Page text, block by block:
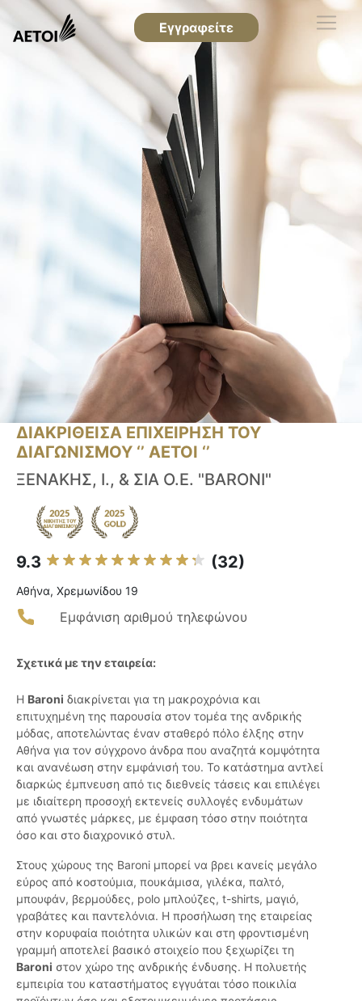
Εγγραφείτε
ΔΙΑΚΡΙΘΕΙΣΑ ΕΠΙΧΕΙΡΗΣΗ ΤΟΥ
ΔΙΑΓΩΝΙΣΜΟΥ ‘’ ΑΕΤΟΙ ‘’
ΞΕΝΑΚΗΣ, Ι., & ΣΙΑ Ο.Ε. "BARONI"
9.3 (32)
Αθήνα, Χρεμωνίδου 19
Εμφάνιση αριθμού τηλεφώνου
Σχετικά με την εταιρεία:
Η Baroni διακρίνεται για τη μακροχρόνια και
επιτυχημένη της παρουσία στον τομέα της ανδρικής
μόδας, αποτελώντας έναν σταθερό πόλο έλξης στην
Αθήνα για τον σύγχρονο άνδρα που αναζητά κομψότητα
και ανανέωση στην εμφάνισή του. Το κατάστημα αντλεί
διαρκώς έμπνευση από τις διεθνείς τάσεις και επιλέγει
με ιδιαίτερη προσοχή εκτενείς συλλογές ενδυμάτων
από γνωστές μάρκες, με έμφαση τόσο στην ποιότητα
όσο και στο διαχρονικό στυλ.
Στους χώρους της Baroni μπορεί να βρει κανείς μεγάλο
εύρος από κοστούμια, πουκάμισα, γιλέκα, παλτό,
μπουφάν, βερμούδες, polo μπλούζες, t-shirts, μαγιό,
γραβάτες και παντελόνια. Η προσήλωση της εταιρείας
στην κορυφαία ποιότητα υλικών και στη φροντισμένη
γραμμή αποτελεί βασικό στοιχείο που ξεχωρίζει τη
Baroni στον χώρο της ανδρικής ένδυσης. Η πολυετής
εμπειρία του καταστήματος εγγυάται τόσο ποικιλία